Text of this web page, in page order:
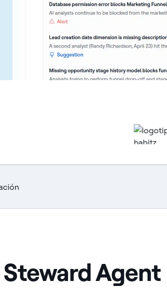
Agent